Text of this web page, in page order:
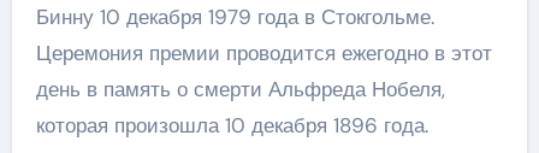
Бинну 10 декабря 1979 года в Стокгольме.
Церемония премии проводится ежегодно в этот
день в память о смерти Альфреда Нобеля,
которая произошла 10 декабря 1896 года.